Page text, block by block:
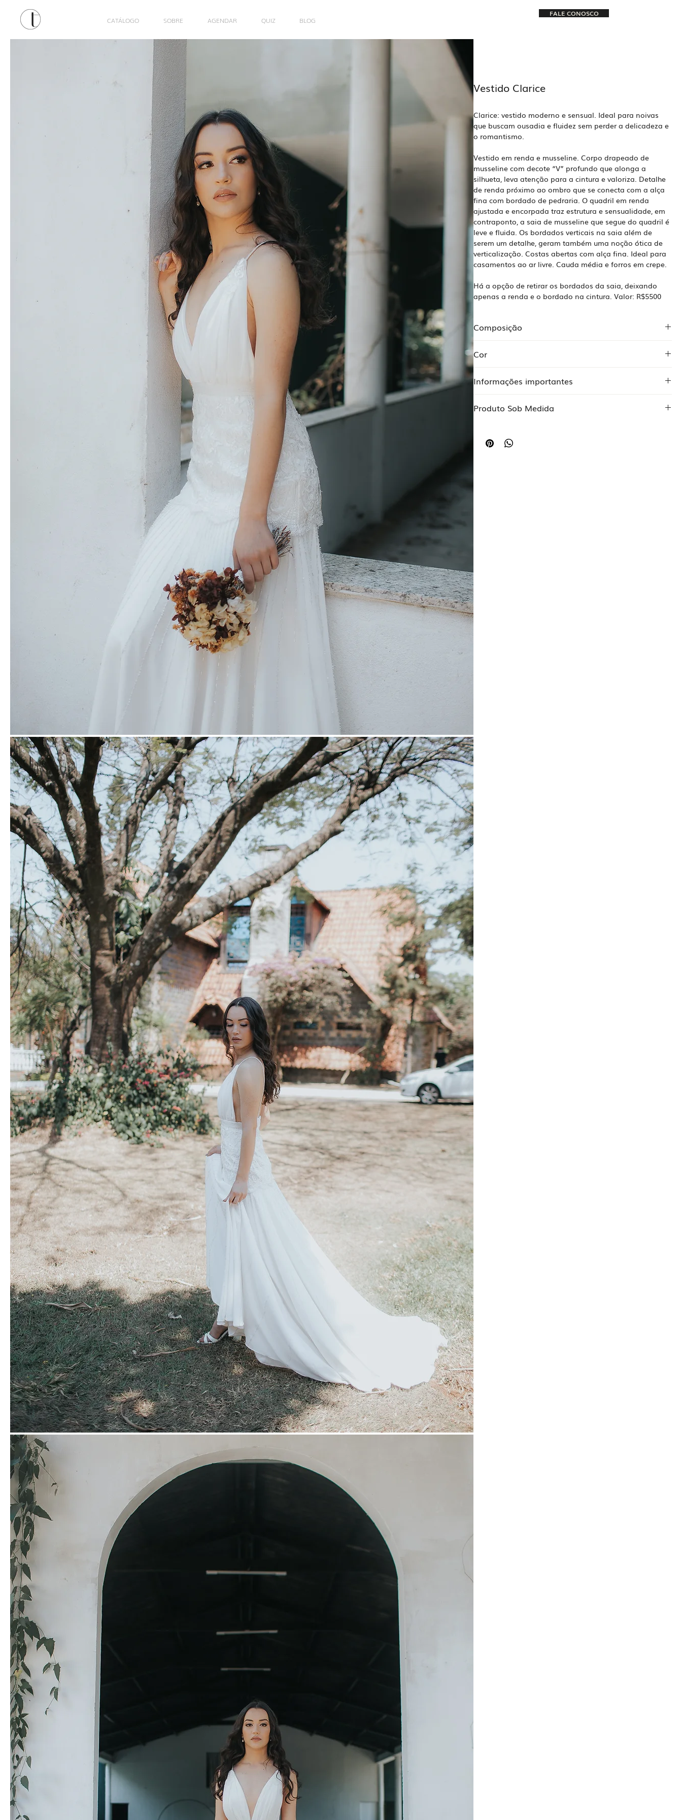
CATÁLOGO SOBRE AGENDAR QUIZ BLOG
FALE CONOSCO
Vestido Clarice
Clarice: vestido moderno e sensual. Ideal para noivas
que buscam ousadia e fluidez sem perder a delicadeza e
o romantismo.
Vestido em renda e musseline. Corpo drapeado de
musseline com decote “V” profundo que alonga a
silhueta, leva atenção para a cintura e valoriza. Detalhe
de renda próximo ao ombro que se conecta com a alça
fina com bordado de pedraria. O quadril em renda
ajustada e encorpada traz estrutura e sensualidade, em
contraponto, a saia de musseline que segue do quadril é
leve e fluida. Os bordados verticais na saia além de
serem um detalhe, geram também uma noção ótica de
verticalização. Costas abertas com alça fina. Ideal para
casamentos ao ar livre. Cauda média e forros em crepe.
Há a opção de retirar os bordados da saia, deixando
apenas a renda e o bordado na cintura. Valor: R$5500
Composição
Musseline 100% poliéster
Crepe 97% poliéster 3% elastano
Crepe 96% poliéster 4% elastano
Renda mariscot
Cor
Off white
Informações importantes
expecificidade ou alteração proposta pela cliente.
Produto Sob Medida